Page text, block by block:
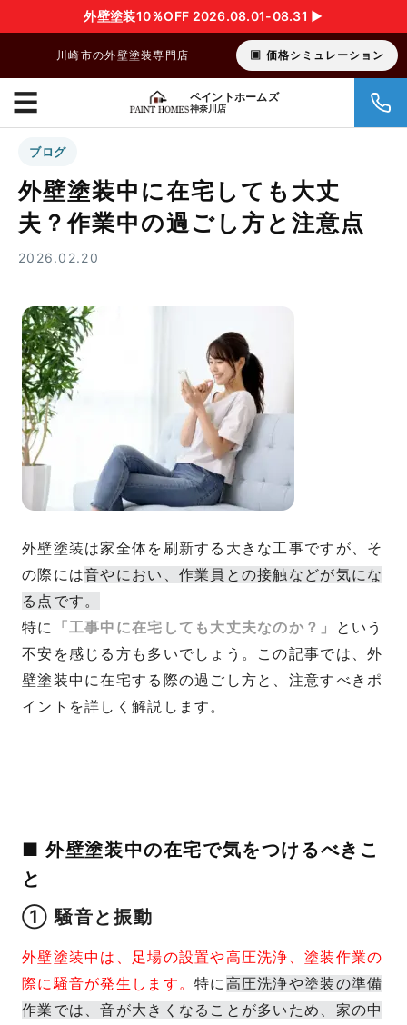
外壁塗装10％OFF 2026.08.01-08.31 ▶︎
川崎市の外壁塗装専門店 価格シミュレーション
ペイントホームズ
神奈川店
☰
ブログ
外壁塗装中に在宅しても大丈
夫？作業中の過ごし方と注意点
2026.02.20
外壁塗装は家全体を刷新する大きな工事ですが、そ
の際には音やにおい、作業員との接触などが気にな
る点です。
特に
「工事中に在宅しても大丈夫なのか？」
という
不安を感じる方も多いでしょう。この記事では、外
壁塗装中に在宅する際の過ごし方と、注意すべきポ
イントを詳しく解説します。
■ 外壁塗装中の在宅で気をつけるべきこ
と
① 騒音と振動
外壁塗装中は、足場の設置や高圧洗浄、塗装作業の
際に騒音が発生します。特に高圧洗浄や塗装の準備
作業では、音が大きくなることが多いため、家の中